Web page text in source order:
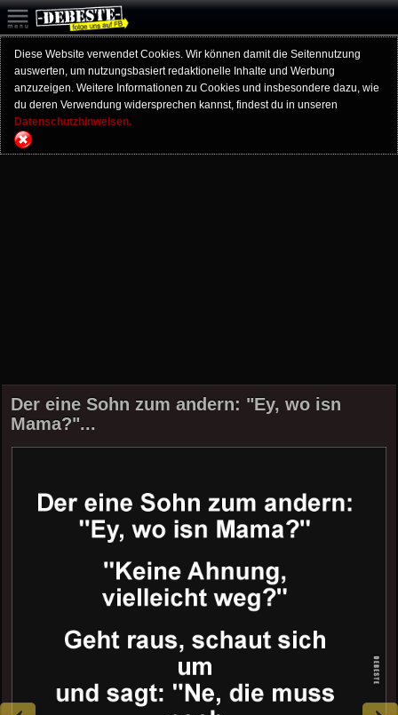
Diese Website verwendet Cookies. Wir können damit die Seitennutzung
auswerten, um nutzungsbasiert redaktionelle Inhalte und Werbung
anzuzeigen. Weitere Informationen zu Cookies und insbesondere dazu, wie
du deren Verwendung widersprechen kannst, findest du in unseren
Datenschutzhinweisen.
Der eine Sohn zum andern: "Ey, wo isn
Mama?"...